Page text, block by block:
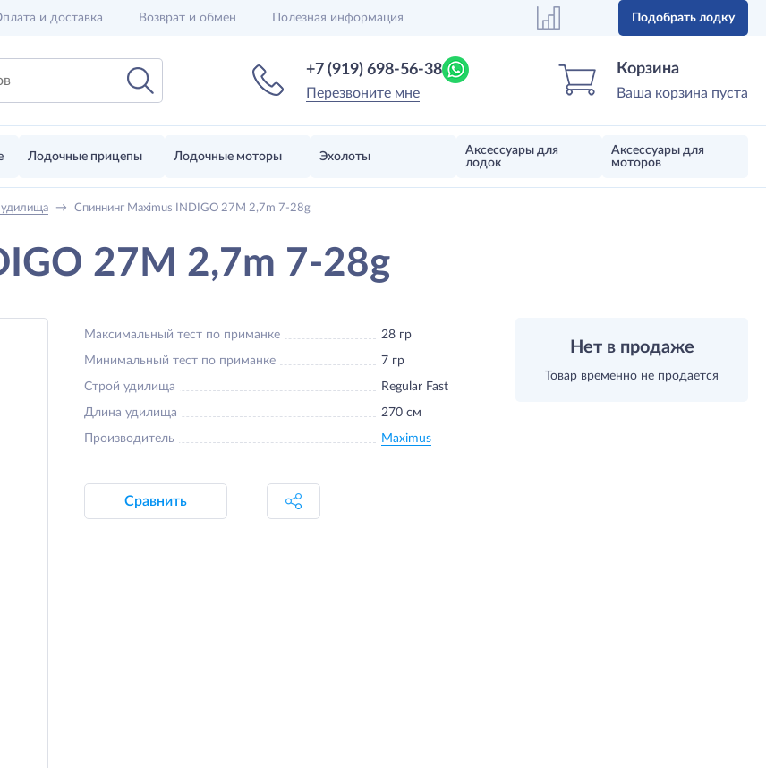
и доставка Возврат и обмен Полезная информация Подобрать лодку
Корзина
Ваша корзина пуста
+7 (919) 698-56-38
Перезвоните мне
Лодочные прицепы Лодочные моторы Эхолоты
Аксессуары для
лодок
Аксессуары для
моторов
удилища → Спиннинг Maximus INDIGO 27M 2,7m 7-28g
27M 2,7m 7-28g
Нет в продаже
Товар временно не продается
Максимальный тест по приманке 28 гр
Минимальный тест по приманке 7 гр
Строй удилища Regular Fast
Длина удилища 270 см
Производитель Maximus
Сравнить